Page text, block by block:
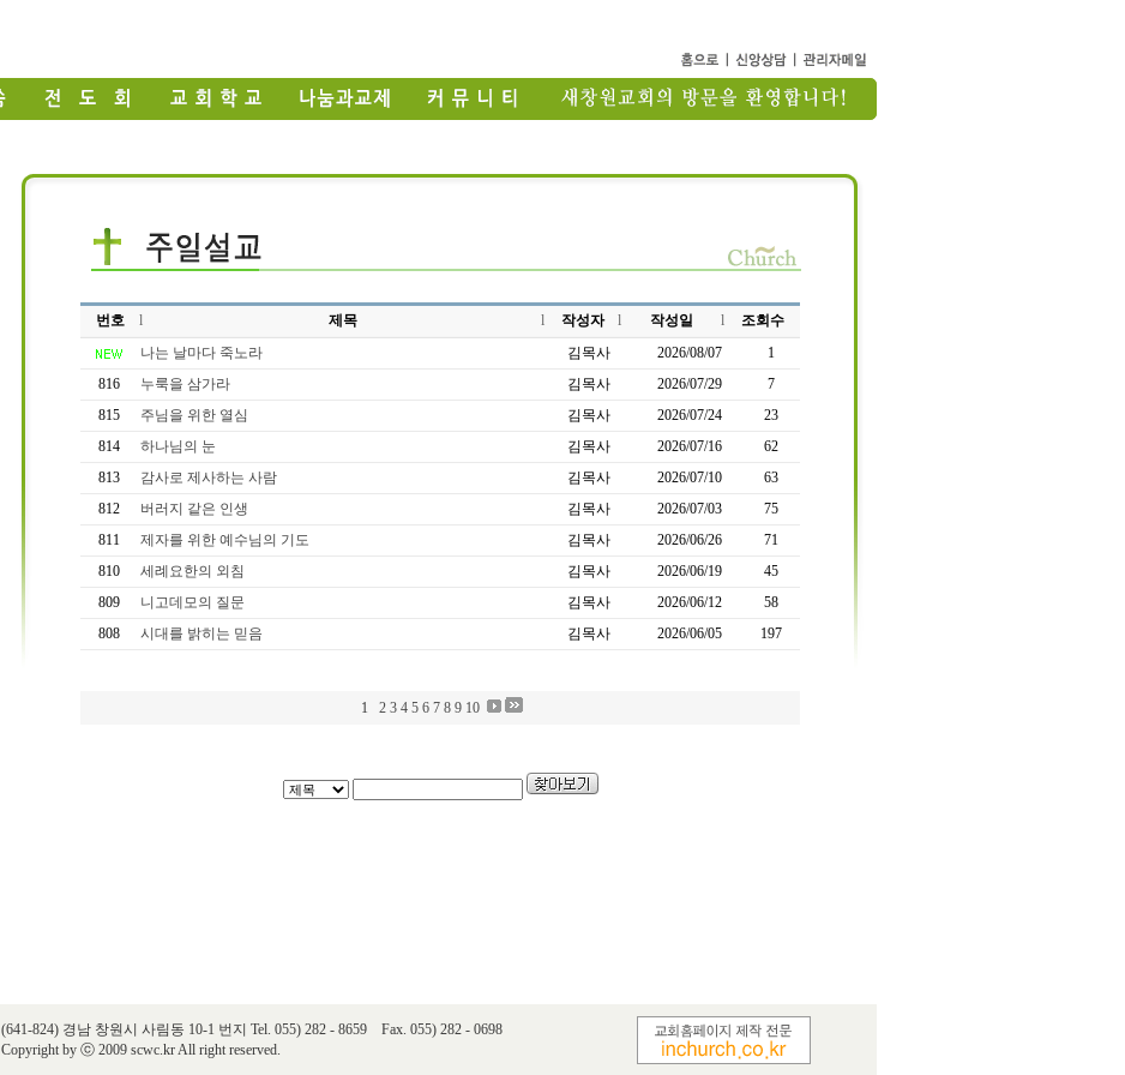
번호 l 제목 l 작성자 l 작성일 l
조회수
나는 날마다 죽노라
김목사 2026/08/07
1
816
누룩을 삼가라 김목사 2026/07/29
7
815
주님을 위한 열심 김목사 2026/07/24
23
814
하나님의 눈 김목사 2026/07/16
62
813
감사로 제사하는 사람 김목사 2026/07/10
63
812
버러지 같은 인생 김목사 2026/07/03
75
811
제자를 위한 예수님의 기도 김목사 2026/06/26
71
810
세례요한의 외침 김목사 2026/06/19
45
809
니고데모의 질문 김목사 2026/06/12
58
808
시대를 밝히는 믿음 김목사 2026/06/05 197
1 2 3 4 5 6 7 8 9 10
(641-824) 경남 창원시 사림동 10-1 번지 Tel. 055) 282 - 8659 Fax. 055) 282 - 0698
Copyright by ⓒ 2009 scwc.kr All right reserved.